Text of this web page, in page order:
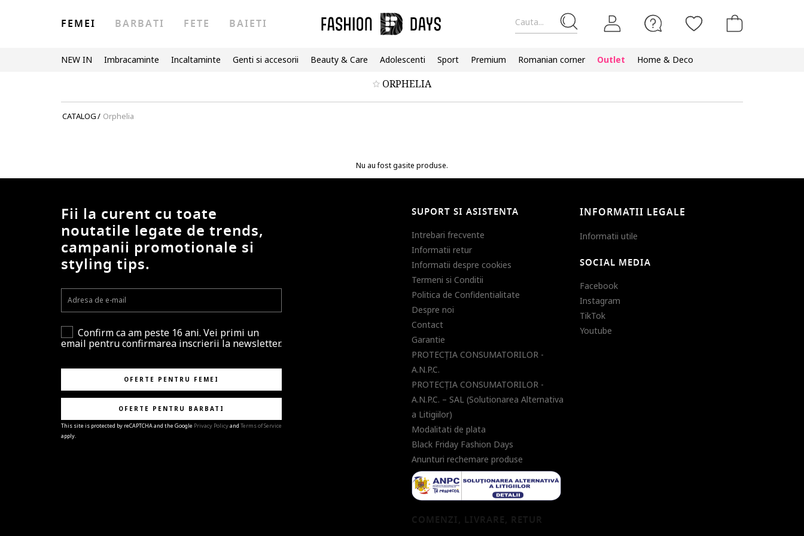
Cauta...
FEMEI BARBATI FETE BAIETI
NEW IN Imbracaminte Incaltaminte Genti si accesorii Beauty & Care Adolescenti Sport Premium Romanian corner Outlet Home & Deco
ORPHELIA
CATALOG/ Orphelia
Nu au fost gasite produse.
Fii la curent cu toate
noutatile legate de trends,
campanii promotionale si
styling tips.
Confirm ca am peste 16 ani. Vei primi un
email pentru confirmarea inscrierii la newsletter.
OFERTE PENTRU FEMEI
OFERTE PENTRU BARBATI
This site is protected by reCAPTCHA and the Google Privacy Policyand Terms of Service
apply.
SUPORT SI ASISTENTA
Intrebari frecvente
Informatii retur
Informatii despre cookies
Termeni si Conditii
Politica de Confidentialitate
Despre noi
Contact
Garantie
PROTECŢIA CONSUMATORILOR -
A.N.P.C.
PROTECŢIA CONSUMATORILOR -
A.N.P.C. – SAL (Solutionarea Alternativa
a Litigiilor)
Modalitati de plata
Black Friday Fashion Days
Anunturi rechemare produse
COMENZI, LIVRARE, RETUR
INFORMATII LEGALE
Informatii utile
SOCIAL MEDIA
Facebook
Instagram
TikTok
Youtube